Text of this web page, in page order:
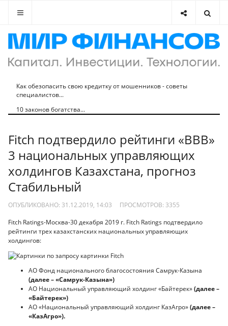
Как обезопасить свою кредитку от мошенников - советы
специалистов...
10 законов богатства...
Fitch подтвердило рейтинги «BBB»
3 национальных управляющих
холдингов Казахстана, прогноз
Стабильный
ОПУБЛИКОВАНО: 31.12.2019, 14:03 ПРОСМОТРОВ: 3355
Fitch Ratings-Москва-30 декабря 2019 г. Fitch Ratings подтвердило
рейтинги трех казахстанских национальных управляющих
холдингов:
АО Фонд национального благосостояния Самрук-Казына
(далее – «Самрук-Казына»)
АО Национальный управляющий холдинг «Байтерек»(далее –
«Байтерек»)
АО «Национальный управляющий холдинг КазАгро»(далее –
«КазАгро»).